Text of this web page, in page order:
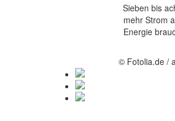
Sieben bis
mehr Strom
Energie
© Fotolia.de /